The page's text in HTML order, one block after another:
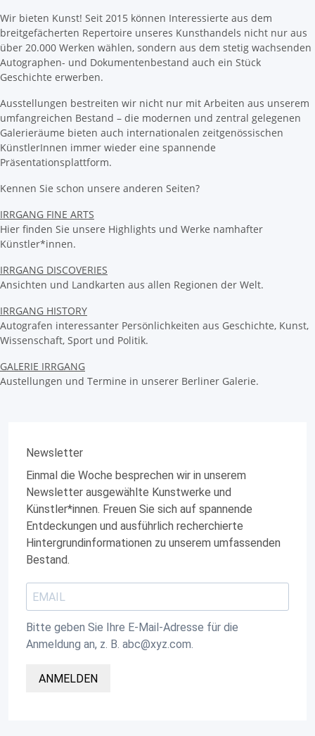
Wir bieten Kunst! Seit 2015 können Interessierte aus dem
breitgefächerten Repertoire unseres Kunsthandels nicht nur aus
über 20.000 Werken wählen, sondern aus dem stetig wachsenden
Autographen- und Dokumentenbestand auch ein Stück
Geschichte erwerben.
Ausstellungen bestreiten wir nicht nur mit Arbeiten aus unserem
umfangreichen Bestand – die modernen und zentral gelegenen
Galerieräume bieten auch internationalen zeitgenössischen
KünstlerInnen immer wieder eine spannende
Präsentationsplattform.
Kennen Sie schon unsere anderen Seiten?
IRRGANG FINE ARTS
Hier finden Sie unsere Highlights und Werke namhafter
Künstler*innen.
IRRGANG DISCOVERIES
Ansichten und Landkarten aus allen Regionen der Welt.
IRRGANG HISTORY
Autografen interessanter Persönlichkeiten aus Geschichte, Kunst,
Wissenschaft, Sport und Politik.
GALERIE IRRGANG
Austellungen und Termine in unserer Berliner Galerie.
Newsletter
Einmal die Woche besprechen wir in unserem
Newsletter ausgewählte Kunstwerke und
Künstler*innen. Freuen Sie sich auf spannende
Entdeckungen und ausführlich recherchierte
Hintergrundinformationen zu unserem umfassenden
Bestand.
Bitte geben Sie Ihre E-Mail-Adresse für die
Anmeldung an, z. B. abc@xyz.com.
ANMELDEN